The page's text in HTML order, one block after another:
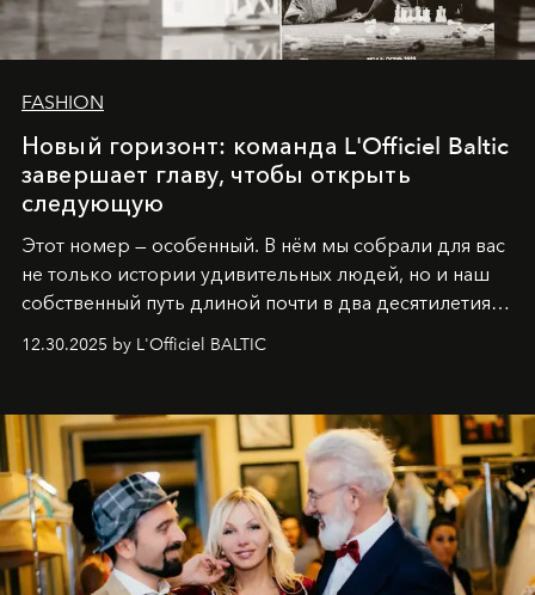
FASHION
Новый горизонт: команда L'Officiel Baltic
завершает главу, чтобы открыть
следующую
Этот номер — особенный. В нём мы собрали для вас
не только истории удивительных людей, но и наш
собственный путь длиной почти в два десятилетия.
Вместо привычного подведения итогов мы от всей
души говорим спасибо каждому, кто был с нами все
самыми искренними пожеланиями и теплом, ваша
командаL’Officiel Baltic .
12.30.2025 by L'Officiel BALTIC